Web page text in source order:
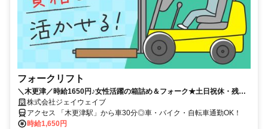
フォークリフト
＼木更津／時給1650円♪女性活躍の箱詰め＆フォーク★土日祝休・残業
選択OKで自分スタイル！
株式会社ジェイウェイブ
アクセス 「木更津駅」から車30分◎車・バイク・自転車通勤OK！
時給1,650円